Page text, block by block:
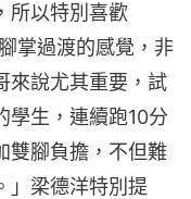
所以特別喜歡
掌過渡的感覺，非
來說尤其重要，試
學生，連續跑10分
雙腳負擔，不但難
」梁德洋特別提